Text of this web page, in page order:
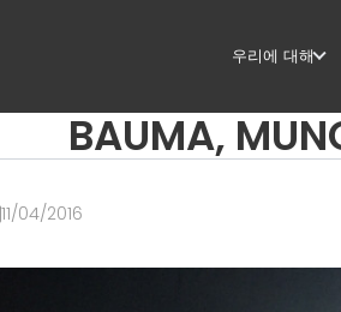
우리에 대해
우리에 대해
BAUMA,
11/04/2016